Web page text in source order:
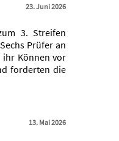
23. Juni 2026
3. Streifen
Prüfer an
ihr Können vor
forderten die
13. Mai 2026